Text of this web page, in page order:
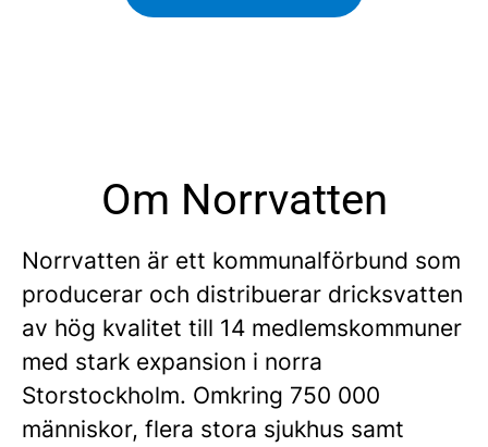
Om Norrvatten
Norrvatten är ett kommunalförbund som
producerar och distribuerar dricksvatten
av hög kvalitet till 14 medlemskommuner
med stark expansion i norra
Storstockholm. Omkring 750 000
människor, flera stora sjukhus samt